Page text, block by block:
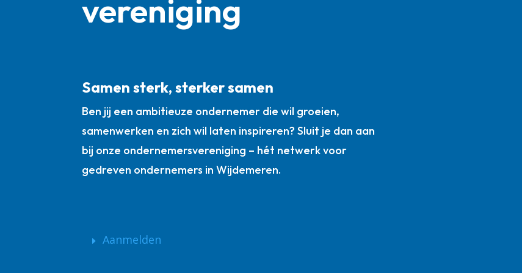
vereniging
Samen sterk, sterker samen
Ben jij een ambitieuze ondernemer die wil groeien,
samenwerken en zich wil laten inspireren? Sluit je dan aan
bij onze ondernemersvereniging – hét netwerk voor
gedreven ondernemers in Wijdemeren.
Aanmelden